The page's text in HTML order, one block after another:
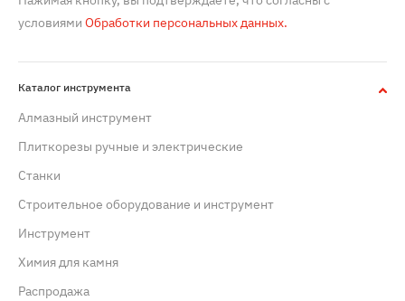
условиями Обработки персональных данных.
Каталог инструмента
Алмазный инструмент
Плиткорезы ручные и электрические
Станки
Строительное оборудование и инструмент
Инструмент
Химия для камня
Распродажа